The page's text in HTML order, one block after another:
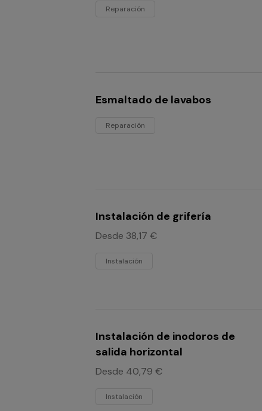
Reparación
Esmaltado de lavabos
Reparación
Instalación de grifería
Desde 38,17 €
Instalación
Instalación de inodoros de
salida horizontal
Desde 40,79 €
Instalación